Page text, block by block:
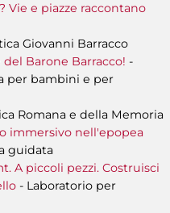
Vie e piazze raccontano
Giovanni Barracco
Barone Barracco! -
per bambini e per
Romana e della Memoria
immersivo nell'epopea
guidata
A piccoli pezzi. Costruisci
- Laboratorio per